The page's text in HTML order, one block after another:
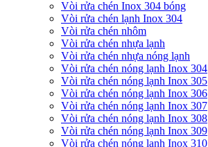
Vòi rửa chén Inox 304 bóng
Vòi rửa chén lạnh Inox 304
Vòi rửa chén nhôm
Vòi rửa chén nhựa lạnh
Vòi rửa chén nhựa nóng lạnh
Vòi rửa chén nóng lạnh Inox 304
Vòi rửa chén nóng lạnh Inox 305
Vòi rửa chén nóng lạnh Inox 306
Vòi rửa chén nóng lạnh Inox 307
Vòi rửa chén nóng lạnh Inox 308
Vòi rửa chén nóng lạnh Inox 309
Vòi rửa chén nóng lạnh Inox 310